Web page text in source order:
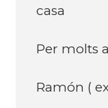
casa
Per molts
Ramón (